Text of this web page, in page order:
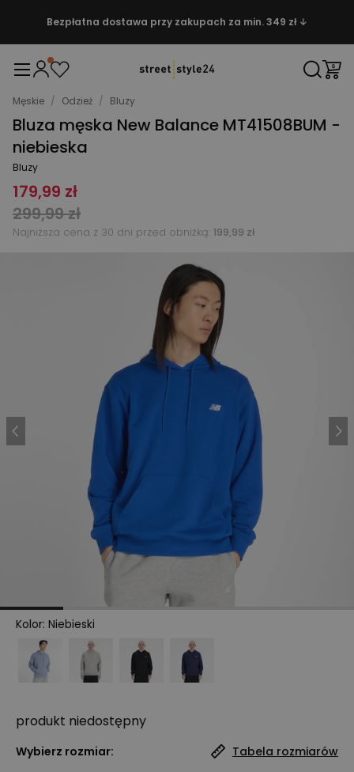
Bezpłatna dostawa przy zakupach za min. 349 zł ↓
Męskie / Odzież / Bluzy
Bluza męska New Balance MT41508BUM -
niebieska
Bluzy
179,99 zł
299,99 zł
Najniższa cena z 30 dni przed obniżką: 199,99 zł
Kolor: Niebieski
produkt niedostępny
Wybierz rozmiar: Tabela rozmiarów